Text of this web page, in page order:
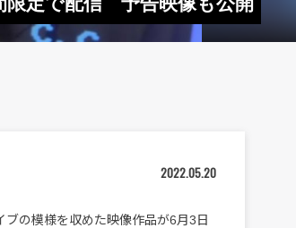
2022.05.20
の模様を収めた映像作品が6月3日